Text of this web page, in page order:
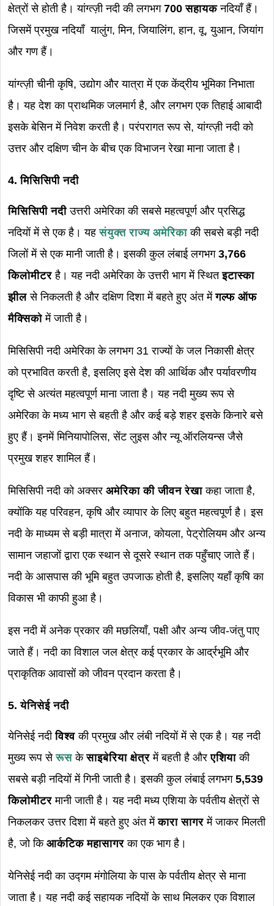
क्षेत्रों से होती है। यांग्त्ज़ी नदी की लगभग 700 सहायकनदियाँ हैं।
जिसमें प्रमुख नदियाँ यालुंग, मिन, जियालिंग, हान, वू, युआन, जियांग
और गण हैं।
यांग्त्ज़ी चीनी कृषि, उद्योग और यात्रा में एक केंद्रीय भूमिका निभाता
है। यह देश का प्राथमिक जलमार्ग है, और लगभग एक तिहाई आबादी
इसके बेसिन में निवेश करती है। परंपरागत रूप से, यांग्त्ज़ी नदी को
उत्तर और दक्षिण चीन के बीच एक विभाजन रेखा माना जाता है।
4. मिसिसिपी नदी
मिसिसिपी नदी उत्तरी अमेरिका की सबसे महत्वपूर्ण और प्रसिद्ध
नदियों में से एक है। यहसंयुक्त राज्य अमेरिका की सबसे बड़ी नदी
जिलों में से एक मानी जाती है। इसकी कुल लंबाई लगभग3,766
किलोमीटर है। यह नदी अमेरिका के उत्तरी भाग में स्थितइटास्का
झील से निकलती है और दक्षिण दिशा में बहते हुए अंत मेंगल्फ ऑफ
मैक्सिको में जाती है।
मिसिसिपी नदी अमेरिका के लगभग 31 राज्यों के जल निकासी क्षेत्र
को प्रभावित करती है, इसलिए इसे देश की आर्थिक और पर्यावरणीय
दृष्टि से अत्यंत महत्वपूर्ण माना जाता है। यह नदी मुख्य रूप से
अमेरिका के मध्य भाग से बहती है और कई बड़े शहर इसके किनारे बसे
हुए हैं। इनमें मिनियापोलिस, सेंट लुइस और न्यू ऑरलियन्स जैसे
प्रमुख शहर शामिल हैं।
मिसिसिपी नदी को अक्सर अमेरिका की जीवन रेखा कहा जाता है,
क्योंकि यह परिवहन, कृषि और व्यापार के लिए बहुत महत्वपूर्ण है। इस
नदी के माध्यम से बड़ी मात्रा में अनाज, कोयला, पेट्रोलियम और अन्य
सामान जहाजों द्वारा एक स्थान से दूसरे स्थान तक पहुँचाए जाते हैं।
नदी के आसपास की भूमि बहुत उपजाऊ होती है, इसलिए यहाँ कृषि का
विकास भी काफी हुआ है।
इस नदी में अनेक प्रकार की मछलियाँ, पक्षी और अन्य जीव-जंतु पाए
जाते हैं। नदी का विशाल जल क्षेत्र कई प्रकार के आर्द्रभूमि और
प्राकृतिक आवासों को जीवन प्रदान करता है।
5. येनिसेई नदी
येनिसेई नदीविश्वकी प्रमुख और लंबी नदियों में से एक है। यह नदी
मुख्य रूप सेरूसकेसाइबेरिया क्षेत्र में बहती है औरएशियाकी
सबसे बड़ी नदियों में गिनी जाती है। इसकी कुल लंबाई लगभग5,539
किलोमीटरमानी जाती है। यह नदी मध्य एशिया के पर्वतीय क्षेत्रों से
निकलकर उत्तर दिशा में बहते हुए अंत मेंकारा सागरमें जाकर मिलती
है, जो कि आर्कटिक महासागर का एक भाग है।
येनिसेई नदी का उद्गम मंगोलिया के पास के पर्वतीय क्षेत्र से माना
जाता है। यह नदी कई सहायक नदियों के साथ मिलकर एक विशाल